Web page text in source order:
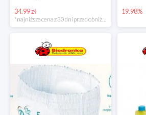
34.99 zł
*najniższa cena z 30 dni przed obniżką
19.98%